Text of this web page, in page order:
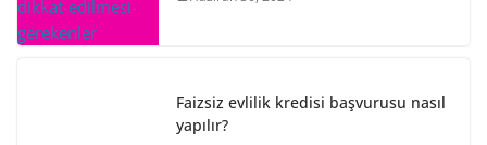
Faizsiz evlilik kredisi başvurusu nasıl
yapılır?